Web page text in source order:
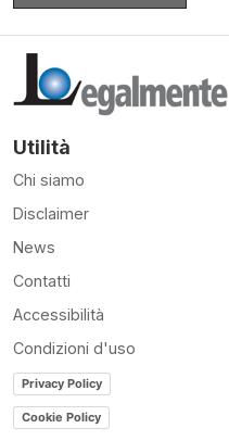
Utilità
Chi siamo
Disclaimer
News
Contatti
Accessibilità
Condizioni d'uso
Privacy Policy
Cookie Policy